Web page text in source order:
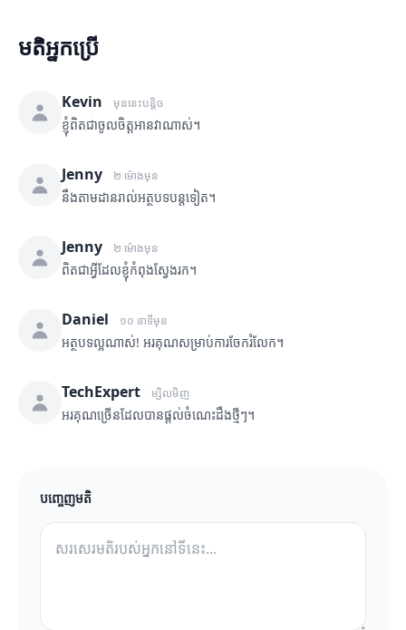
មតិអ្នកប្រើ
Kevin មុននេះបន្តិច
ខ្ញុំពិតជាចូលចិត្តអានវាណាស់។
Jenny ២ ម៉ោងមុន
នឹងតាមដានរាល់អត្ថបទបន្តទៀត។
Jenny ២ ម៉ោងមុន
ពិតជាអ្វីដែលខ្ញុំកំពុងស្វែងរក។
Daniel ១០ នាទីមុន
អត្ថបទល្អណាស់! អរគុណសម្រាប់ការចែករំលែក។
TechExpert ម្សិលមិញ
អរគុណច្រើនដែលបានផ្តល់ចំណេះដឹងថ្មីៗ។
បញ្ចេញមតិ